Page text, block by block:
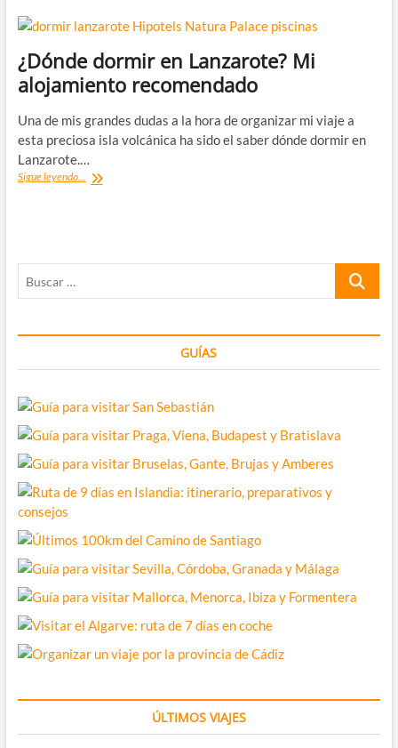
¿Dónde dormir en Lanzarote? Mi
alojamiento recomendado
Una de mis grandes dudas a la hora de organizar mi viaje a
esta preciosa isla volcánica ha sido el saber dónde dormir en
Lanzarote.…
Sigue leyendo... ¿Dónde
Buscar
GUÍAS
ÚLTIMOS VIAJES